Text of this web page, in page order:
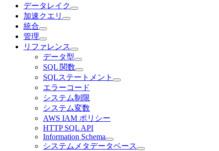
データレイク
加速クエリ
統合
管理
リファレンス
データ型
SQL 関数
SQLステートメント
エラーコード
システム制限
システム変数
AWS IAM ポリシー
HTTP SQL API
Information Schema
システムメタデータベース